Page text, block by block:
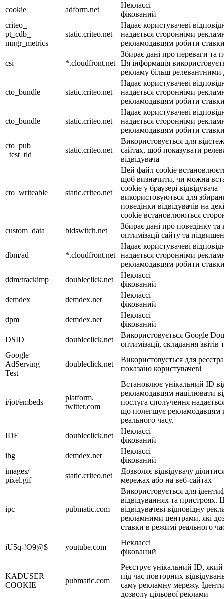
cookie
adform.net
Неклассі
фікований
criteo_
pt_cdb_
mngr_metrics
static.criteo.net
Надає користувачеві
надається сторонніми
рекламодавцям робити
csi *.cloudfront.net
Збирає дані про переваги та
Ця інформація
рекламу більш релевантними
cto_bundle static.criteo.net
Надає користувачеві
надається сторонніми
рекламодавцям робити
cto_bundle static.criteo.net
Надає користувачеві
надається сторонніми
рекламодавцям робити
cto_pub
_test_tld
static.criteo.net
Використовується для
сайтах, щоб показувати
відвідувача
cto_writeable static.criteo.net
Цей файл cookie
щоб визначити, чи можна
cookie у браузері
використовуються для
поведінки відвідувачів на
cookie встановлюються
custom_data
bidswitch.net
Збирає дані про поведінку
оптимізації сайту та
dbm/ad *.cloudfront.net
Надає користувачеві
надається сторонніми
рекламодавцям робити
ddm/trackimp
doubleclick.net
Неклассі
фікований
demdex
demdex.net
Неклассі
фікований
dpm
demdex.net
Неклассі
фікований
DSID
doubleclick.net
Використовується Google
оптимізації, складання
Google
AdServing
Test
doubleclick.net
Використовується для
показано користувачеві
i/jot/embeds
platform.
twitter.com
Встановлює унікальний ID
рекламодавцям націлювати
послуга сполучення
що полегшує рекламодавцям
реального часу.
IDE
doubleclick.net
Неклассі
фікований
ihg
demdex.net
Неклассі
фікований
images/
pixel.gif
static.criteo.net
Дозволяє відвідувачу
мережах або на веб-сайтах
ipc pubmatic.com
Використовується для
відвідуваннях та пристроях.
відвідувачеві відповідну
рекламними центрами, які
ставки в режимі реального
iU5q-!O9@$ youtube.com
Неклассі
фікований
KADUSER
COOKIE
pubmatic.com
Реєструє унікальний ID, який
під час повторних
саму рекламну мережу.
дозволу цільової реклами